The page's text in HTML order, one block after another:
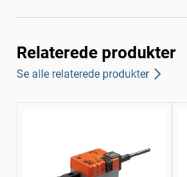
Relaterede produkter
Se alle relaterede produkter